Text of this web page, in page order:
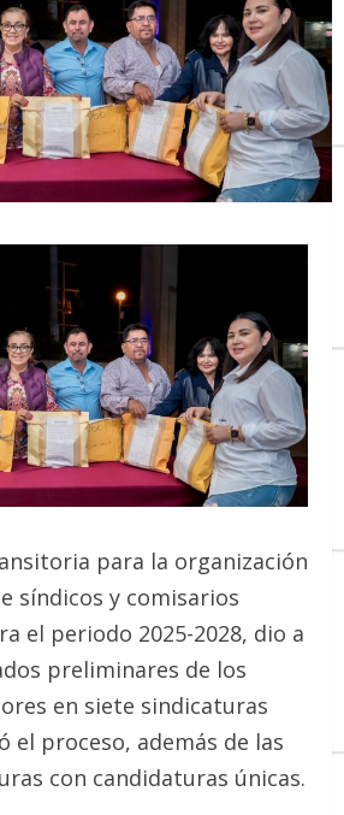
para la organización
síndicos y comisarios
el periodo 2025-2028, dio a
preliminares de los
en siete sindicaturas
el proceso, además de las
con candidaturas únicas.